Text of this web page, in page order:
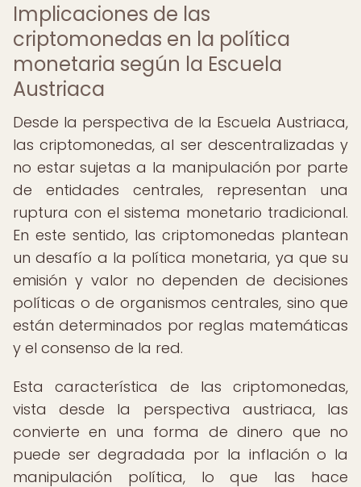
Implicaciones de las
criptomonedas en la política
monetaria según la Escuela
Austriaca
Desde la perspectiva de la Escuela Austriaca,
las criptomonedas, al ser descentralizadas y
no estar sujetas a la manipulación por parte
de entidades centrales, representan una
ruptura con el sistema monetario tradicional.
En este sentido, las criptomonedas plantean
un desafío a la política monetaria, ya que su
emisión y valor no dependen de decisiones
políticas o de organismos centrales, sino que
están determinados por reglas matemáticas
y el consenso de la red.
Esta característica de las criptomonedas,
vista desde la perspectiva austriaca, las
convierte en una forma de dinero que no
puede ser degradada por la inflación o la
manipulación política, lo que las hace